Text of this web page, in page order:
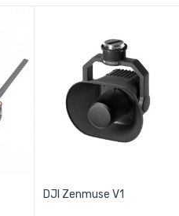
DJI Zenmuse V1